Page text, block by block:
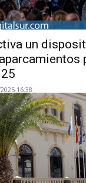
un
16:38